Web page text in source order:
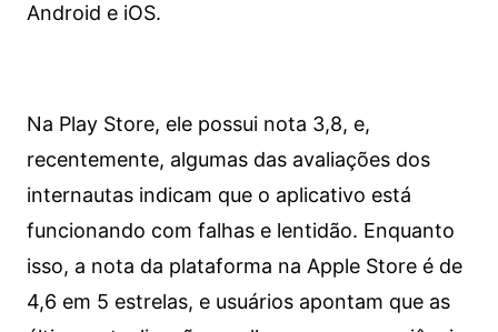
Android e iOS.
Na Play Store, ele possui nota 3,8, e,
recentemente, algumas das avaliações dos
internautas indicam que o aplicativo está
funcionando com falhas e lentidão. Enquanto
isso, a nota da plataforma na Apple Store é de
4,6 em 5 estrelas, e usuários apontam que as